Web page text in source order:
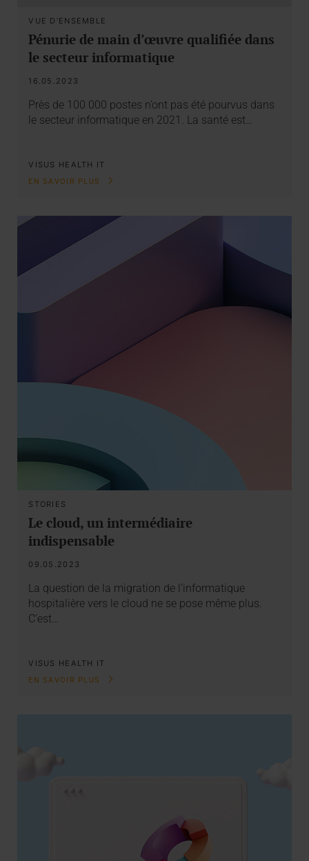
VUE D'ENSEMBLE
Pénurie de main d’œuvre qualifiée dans
le secteur informatique
16.05.2023
Près de 100 000 postes n’ont pas été pourvus dans
le secteur informatique en 2021. La santé est…
VISUS HEALTH IT
EN SAVOIR PLUS
STORIES
Le cloud, un intermédiaire
indispensable
09.05.2023
La question de la migration de l’informatique
hospitalière vers le cloud ne se pose même plus.
C’est…
VISUS HEALTH IT
EN SAVOIR PLUS